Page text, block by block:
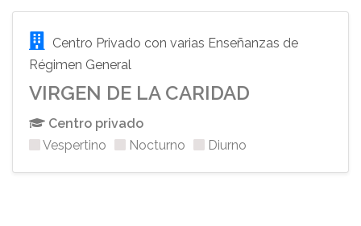
Centro Privado con varias Enseñanzas de
Régimen General
VIRGEN DE LA CARIDAD
Centro privado
Vespertino
Nocturno Diurno